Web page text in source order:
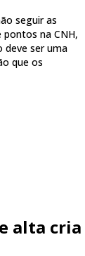
seguir as
na CNH,
deve ser uma
que os
alta cria